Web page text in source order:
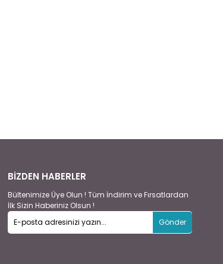
BİZDEN HABERLER
Bültenimize Üye Olun ! Tüm İndirim ve Fırsatlardan
İlk Sizin Haberiniz Olsun !
Gönder